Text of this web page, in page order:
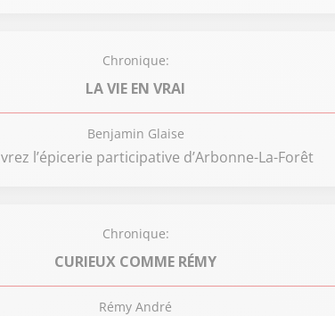
Chronique:
LA VIE EN VRAI
Benjamin Glaise
l’épicerie participative d’Arbonne-La-Forêt
Chronique:
CURIEUX COMME RÉMY
Rémy André